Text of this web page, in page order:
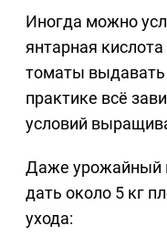
Иногда можно
янтарная
томаты
практике всё
условий
Даже урожайный
дать около 5 кг
ухода: